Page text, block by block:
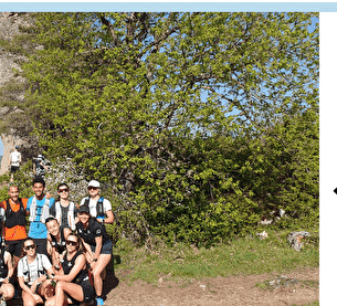
sélectionnées
les colonnes
les colonnes affichées